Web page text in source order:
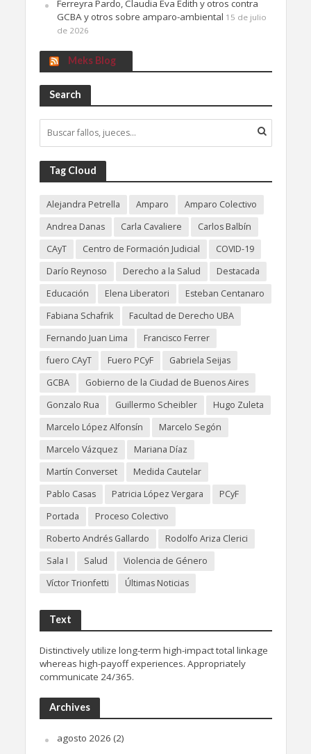
Ferreyra Pardo, Claudia Eva Edith y otros contra
GCBA y otros sobre amparo-ambiental 15 de julio
de 2026
Meks Blog
Search
Tag Cloud
Alejandra Petrella Amparo
Amparo Colectivo
Andrea Danas
Carla Cavaliere
Carlos Balbín
CAyT
Centro de Formación Judicial
COVID-19
Darío Reynoso
Derecho a la Salud
Destacada
Educación
Elena Liberatori
Esteban Centanaro
Fabiana Schafrik
Facultad de Derecho UBA
Fernando Juan Lima
Francisco Ferrer
fuero CAyT
Fuero PCyF
Gabriela Seijas
GCBA
Gobierno de la Ciudad de Buenos Aires
Gonzalo Rua
Guillermo Scheibler
Hugo Zuleta
Marcelo López Alfonsín
Marcelo Segón
Marcelo Vázquez
Mariana Díaz
Martín Converset
Medida Cautelar
Pablo Casas
Patricia López Vergara
PCyF
Portada
Proceso Colectivo
Roberto Andrés Gallardo
Rodolfo Ariza Clerici
Sala I
Salud
Violencia de Género
Víctor Trionfetti
Últimas Noticias
Text
Distinctively utilize long-term high-impact total linkage
whereas high-payoff experiences. Appropriately
communicate 24/365.
Archives
agosto 2026 (2)